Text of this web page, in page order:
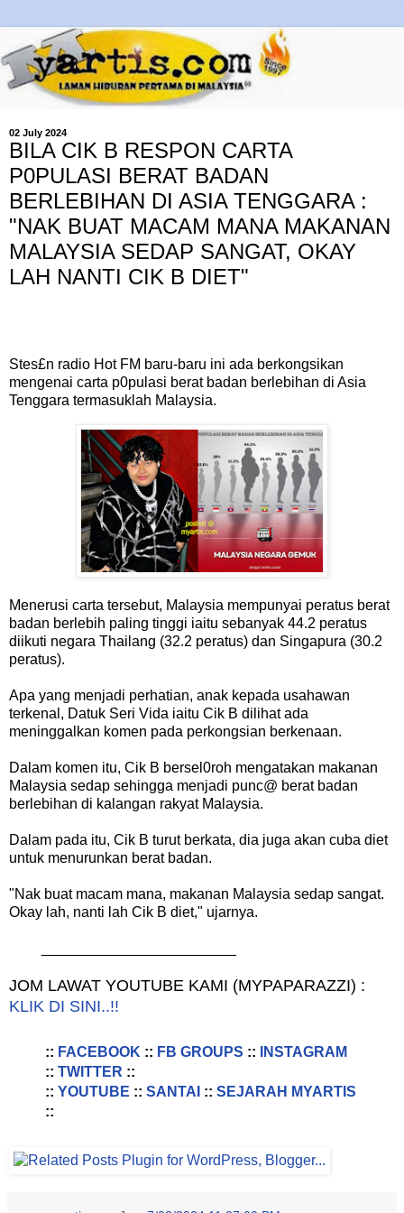
02 July 2024
BILA CIK B RESPON CARTA
P0PULASI BERAT BADAN
BERLEBIHAN DI ASIA TENGGARA :
"NAK BUAT MACAM MANA MAKANAN
MALAYSIA SEDAP SANGAT, OKAY
LAH NANTI CIK B DIET"
Stes£n radio Hot FM baru-baru ini ada berkongsikan
mengenai carta p0pulasi berat badan berlebihan di Asia
Tenggara termasuklah Malaysia.
Menerusi carta tersebut, Malaysia mempunyai peratus berat
badan berlebih paling tinggi iaitu sebanyak 44.2 peratus
diikuti negara Thailang (32.2 peratus) dan Singapura (30.2
peratus).
Apa yang menjadi perhatian, anak kepada usahawan
terkenal, Datuk Seri Vida iaitu Cik B dilihat ada
meninggalkan komen pada perkongsian berkenaan.
Dalam komen itu, Cik B bersel0roh mengatakan makanan
Malaysia sedap sehingga menjadi punc@ berat badan
berlebihan di kalangan rakyat Malaysia.
Dalam pada itu, Cik B turut berkata, dia juga akan cuba diet
untuk menurunkan berat badan.
"Nak buat macam mana, makanan Malaysia sedap sangat.
Okay lah, nanti lah Cik B diet," ujarnya.
JOM LAWAT YOUTUBE KAMI (MYPAPARAZZI) :
KLIK DI SINI..!!
:: FACEBOOK :: FB GROUPS ::
INSTAGRAM
:: TWITTER ::
:: YOUTUBE :: SANTAI :: SEJARAH MYARTIS
::